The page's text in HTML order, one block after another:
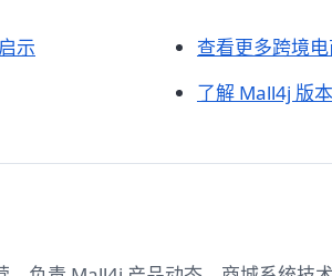
示
查看更多跨境
了解 Mall4j 版